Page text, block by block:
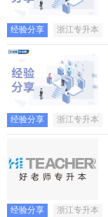
经验分享 浙江专升本
经验分享 浙江专升本
经验分享 浙江专升本